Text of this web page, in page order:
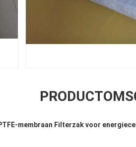
membraan Filterzak voor